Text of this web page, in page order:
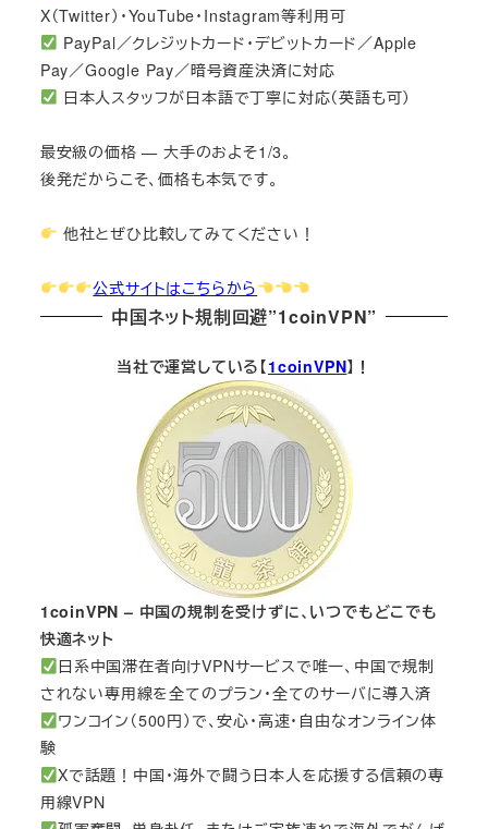
X（Twitter）・YouTube・Instagram等利用可
PayPal／クレジットカード・デビットカード／Apple
Pay／Google Pay／暗号資産決済に対応
日本人スタッフが日本語で丁寧に対応（英語も可）
最安級の価格 — 大手のおよそ1/3。
後発だからこそ、価格も本気です。
他社とぜひ比較してみてください！
公式サイトはこちらから
中国ネット規制回避”1coinVPN”
当社で運営している【1coinVPN】！
1coinVPN – 中国の規制を受けずに、いつでもどこでも
快適ネット
日系中国滞在者向けVPNサービスで唯一、中国で規制
されない専用線を全てのプラン・全てのサーバに導入済
ワンコイン（500円）で、安心・高速・自由なオンライン体
験
Xで話題！中国・海外で闘う日本人を応援する信頼の専
用線VPN